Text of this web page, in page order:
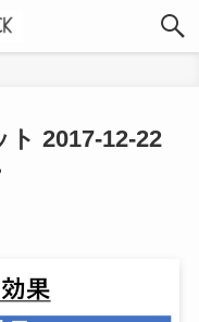
2017-12-22